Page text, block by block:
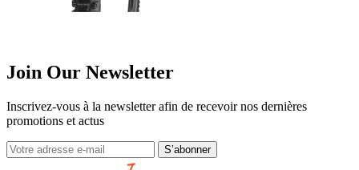
Join Our Newsletter
Inscrivez-vous à la newsletter afin de recevoir nos dernières
promotions et actus